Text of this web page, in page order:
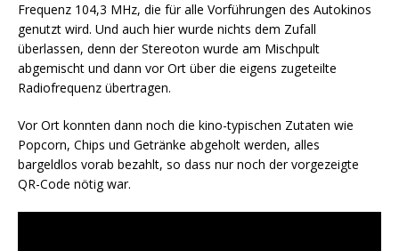
Frequenz 104,3 MHz, die für alle Vorführungen des Autokinos
genutzt wird. Und auch hier wurde nichts dem Zufall
überlassen, denn der Stereoton wurde am Mischpult
abgemischt und dann vor Ort über die eigens zugeteilte
Radiofrequenz übertragen.
Vor Ort konnten dann noch die kino-typischen Zutaten wie
Popcorn, Chips und Getränke abgeholt werden, alles
bargeldlos vorab bezahlt, so dass nur noch der vorgezeigte
QR-Code nötig war.